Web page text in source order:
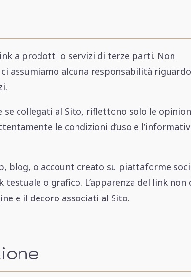
a prodotti o servizi di terze parti. Non
assumiamo alcuna responsabilità
se collegati al Sito, riflettono solo le
le condizioni d’uso e
blog, o account creato su piattaforme
o grafico. L’apparenza del link non
e il decoro associati al Sito.